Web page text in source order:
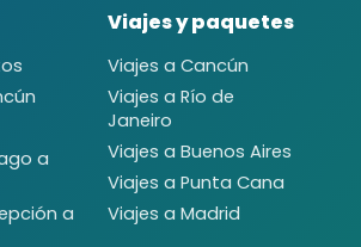
a
a
Viajes y paquetes
Viajes a Cancún
Viajes a Río de
Janeiro
Viajes a Buenos Aires
Viajes a Punta Cana
Viajes a Madrid